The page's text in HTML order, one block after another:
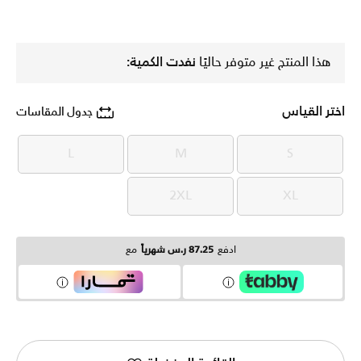
هذا المنتج غير متوفر حاليًا نفدت الكمية:
اختر القياس جدول المقاسات
S
S
M
M
L
L
XL
XL
2XL
2XL
ادفع 87.25 ر.س شهرياً مع